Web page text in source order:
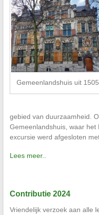
Gemeenlandshuis uit 1505
gebied van duurzaamheid.
Gemeenlandshuis, waar
excursie werd afgesloten
Lees meer..
Contributie 2024
Vriendelijk verzoek aan alle